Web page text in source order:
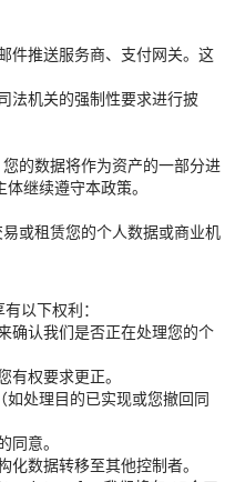
件推送服务商、支付网关。这
法机关的强制性要求进行披
的数据将作为资产的一部分进
继续遵守本政策。
或租赁您的个人数据或商业机
以下权利：
确认我们是否正在处理您的个
权要求更正。
如处理目的已实现或您撤回同
意。
数据转移至其他控制者。